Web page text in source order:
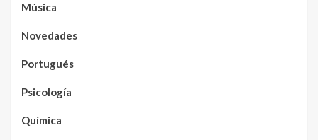
Música
Novedades
Portugués
Psicología
Química